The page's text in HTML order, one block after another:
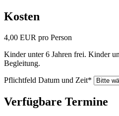
Kosten
4,00 EUR pro Person
Kinder unter 6 Jahren frei. Kinder
Begleitung.
Pflichtfeld Datum und Zeit*
Verfügbare Termine